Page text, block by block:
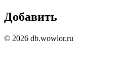
Добавить
© 2026 db.wowlor.ru